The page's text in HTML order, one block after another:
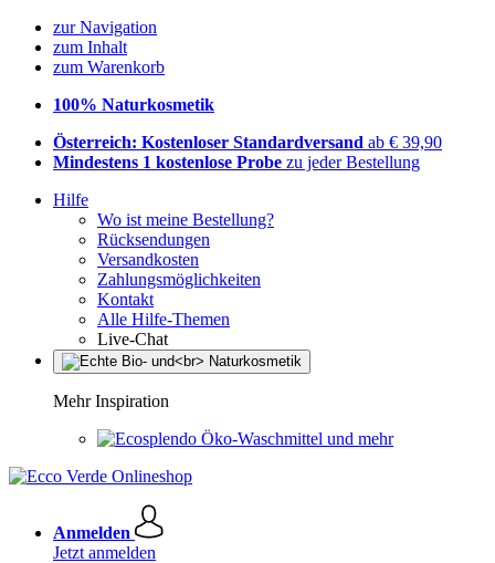
zur Navigation
zum Inhalt
zum Warenkorb
100% Naturkosmetik
Österreich: Kostenloser Standardversand ab € 39,90
Mindestens 1 kostenlose Probe zu jeder Bestellung
Hilfe
Wo ist meine Bestellung?
Rücksendungen
Versandkosten
Zahlungsmöglichkeiten
Kontakt
Alle Hilfe-Themen
Live-Chat
Mehr Inspiration
Öko-Waschmittel und mehr
Anmelden
Jetzt anmelden